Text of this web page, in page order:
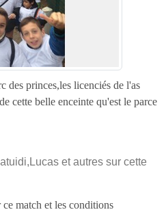
des princes,les licenciés de l'as
cette belle enceinte qu'est le parce
et autres sur cette
match et les conditions